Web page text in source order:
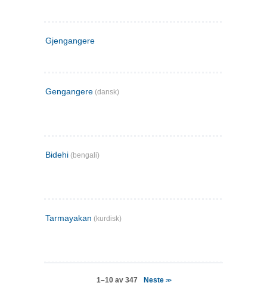
Gjengangere
Gengangere (dansk)
Bidehi (bengali)
Tarmayakan (kurdisk)
1–10 av 347 Neste >>